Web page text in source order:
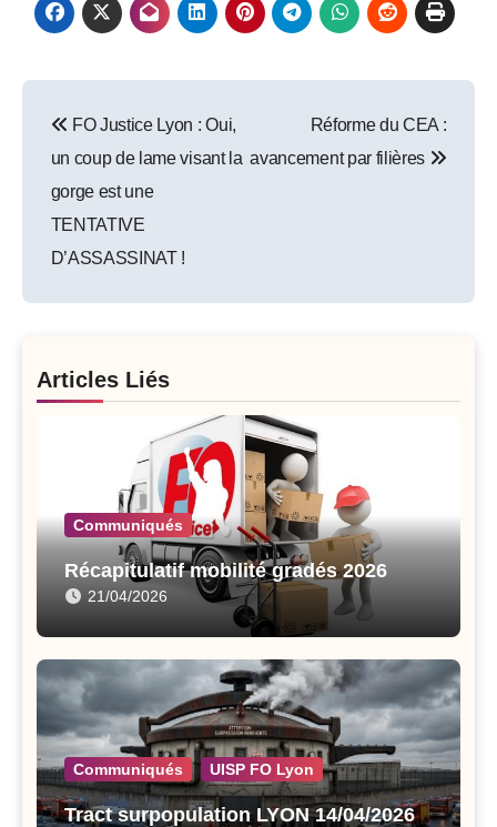
navigation
FO Justice Lyon : Oui,
un coup de lame visant la
gorge est une
TENTATIVE
D’ASSASSINAT !
Réforme du CEA :
avancement par filières
Articles Liés
Communiqués
Récapitulatif mobilité gradés 2026
21/04/2026
Communiqués UISP FO Lyon
Tract surpopulation LYON 14/04/2026